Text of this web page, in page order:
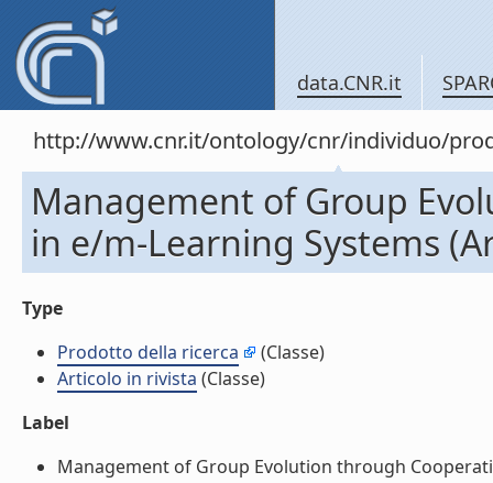
data.CNR.it
http://www.cnr.it/ontology/cnr/individuo/
Management of Group
in e/m-Learning Systems
Type
Prodotto della ricerca
(Classe)
Articolo in rivista (Classe)
Label
Management of Group Evolution through